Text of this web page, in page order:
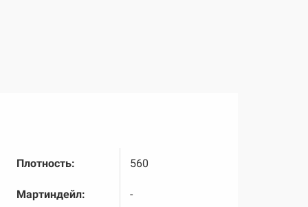
Плотность: 560
Мартиндейл: -